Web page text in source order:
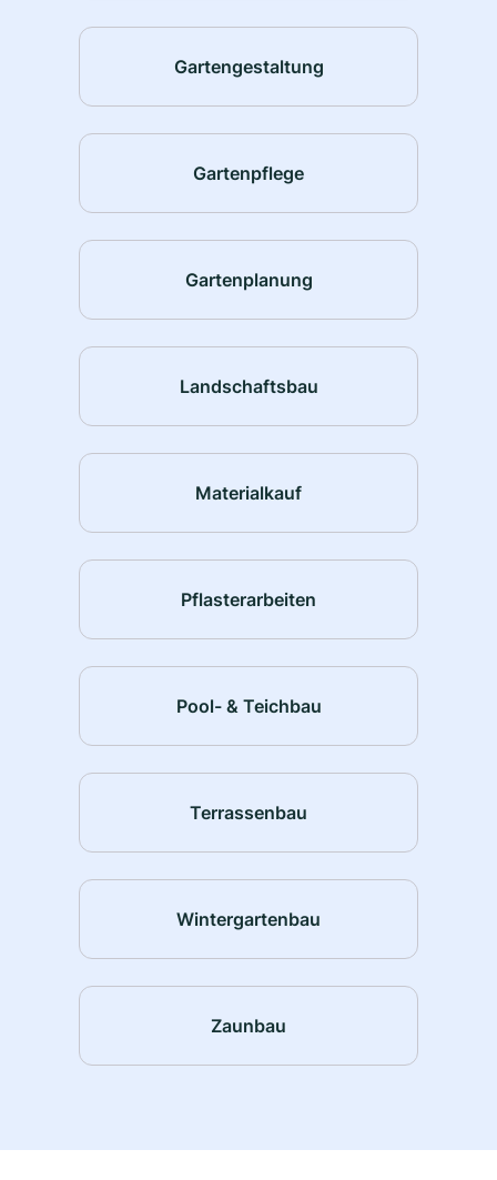
Gartengestaltung
Gartenpflege
Gartenplanung
Landschaftsbau
Materialkauf
Pflasterarbeiten
Pool- & Teichbau
Terrassenbau
Wintergartenbau
Zaunbau